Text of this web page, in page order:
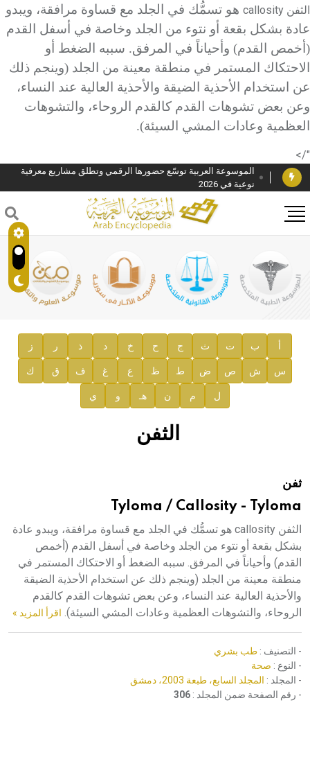
الثفن callosity هو تسمُّك في الجلد مع قساوة مرافقة، ويبدو
عادة بشكل بقعة أو نتوء من الجلد وخاصة في أسفل القدم
(أخمص القدم) وأحياناً في المرفق. سببه الضغط أو
الاحتكاك المستمر في منطقة معينة من الجلد (وينجم ذلك
عن استخدام الأحذية الضيقة والأحذية العالية عند النساء،
وعن بعض تشوهات القدم كالقدم الروحاء، والتشوهات
العظمية وعادات المشي السيئة).
"/>
دار الفكر الموزع الحصري لمنشورات هيئة الموسوعة العربية
الموسوعة العربية توسّع حضورها الرقمي وتطلق مشاريع معرفية
نوعية في 2026
فوز الأستاذ الدكتور وليد محمد السراقبي بجائزة كتارا لتحقيق
المخطوطات في العاصمة القطرية الدوحة
جائزة مجمع الملك سلمان العالمي للغة العربية 2025
الأستاذ إياد خالد الطباع مدير عام لهيئة الموسوعة العربية
السيد محمد ياسين صالح وزيرا للثقافة
توصيات مجلس الإدارة
صدور المجلد السابع من موسوعة الآثار في سورية
صدور المجلد الثامن عشر من الموسوعة الطبية
أ ب ت ث ج ح خ د ذ ر ز
س ش ص ض ط ظ ع غ ف ق ك
ل م ن هـ و ي
الثفن
ثفن
Tyloma / Callosity - Tyloma
الثفن callosity هو تسمُّك في الجلد مع قساوة مرافقة، ويبدو عادة
بشكل بقعة أو نتوء من الجلد وخاصة في أسفل القدم (أخمص
القدم) وأحياناً في المرفق. سببه الضغط أو الاحتكاك المستمر في
منطقة معينة من الجلد (وينجم ذلك عن استخدام الأحذية الضيقة
والأحذية العالية عند النساء، وعن بعض تشوهات القدم كالقدم
الروحاء، والتشوهات العظمية وعادات المشي السيئة). اقرأ المزيد »
- التصنيف : طب بشري
- النوع : صحة
- المجلد : المجلد السابع، طبعة 2003، دمشق
- رقم الصفحة ضمن المجلد : 306